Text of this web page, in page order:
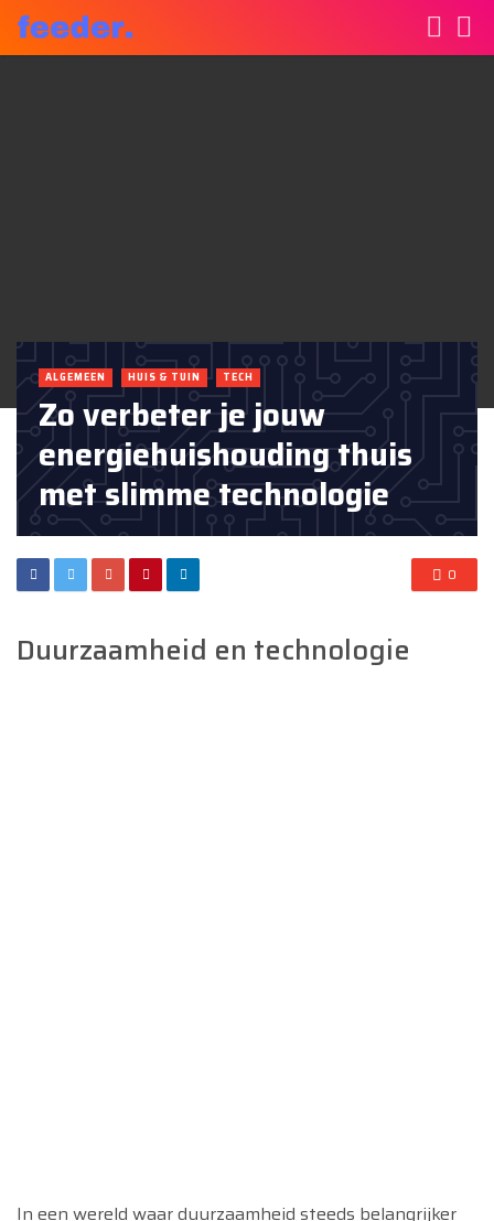
ALGEMEEN HUIS & TUIN TECH
Zo verbeter je jouw
energiehuishouding thuis
met slimme technologie
0
Duurzaamheid en technologie
In een wereld waar duurzaamheid steeds belangrijker